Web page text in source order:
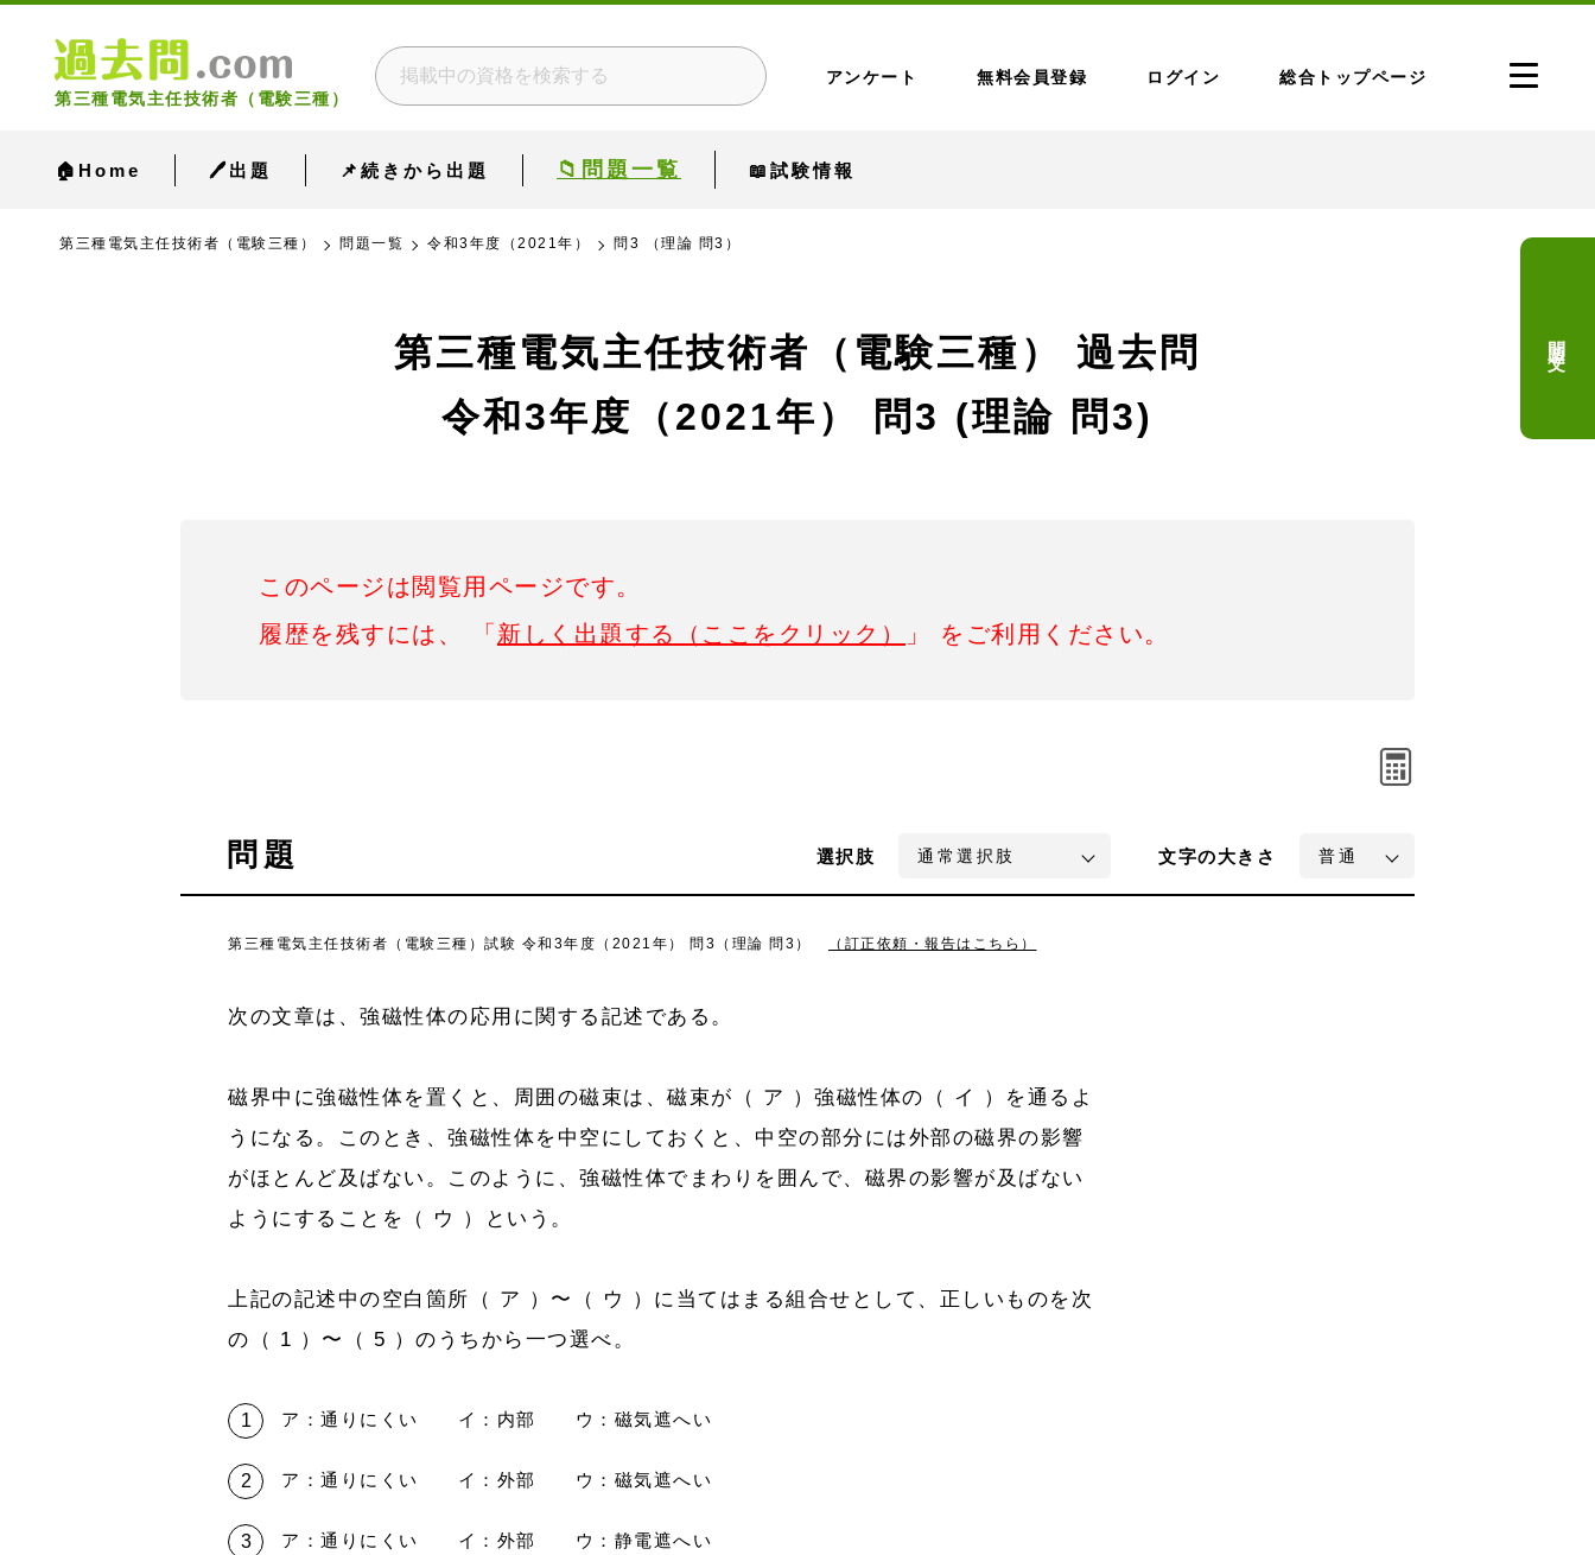
第三種電気主任技術者（電験三種）
アンケート 無料会員登録 ログイン 総合トップページ
🏠Home 🖊出題 📌続きから出題 📁問題一覧 📖試験情報
第三種電気主任技術者（電験三種） 問題一覧 令和3年度（2021年） 問3 （理論 問3）
第三種電気主任技術者（電験三種） 過去問
令和3年度（2021年）
問3 (理論 問3)
このページは閲覧用ページです。
履歴を残すには、 「 新しく出題する（ここをクリック） 」 をご利用ください。
問題 選択肢 文字の大きさ
第三種電気主任技術者（電験三種）試験 令和3年度（2021年） 問3（理論 問3） （訂正依頼・報告はこちら）
次の文章は、強磁性体の応用に関する記述である。
磁界中に強磁性体を置くと、周囲の磁束は、磁束が（ ア ）強磁性体の（ イ ）を通るよ
うになる。このとき、強磁性体を中空にしておくと、中空の部分には外部の磁界の影響
がほとんど及ばない。このように、強磁性体でまわりを囲んで、磁界の影響が及ばない
ようにすることを（ ウ ）という。
上記の記述中の空白箇所（ ア ）〜（ ウ ）に当てはまる組合せとして、正しいものを次
の（ 1 ）〜（ 5 ）のうちから一つ選べ。
ア：通りにくい イ：内部 ウ：磁気遮へい
ア：通りにくい イ：外部 ウ：磁気遮へい
ア：通りにくい イ：外部 ウ：静電遮へい